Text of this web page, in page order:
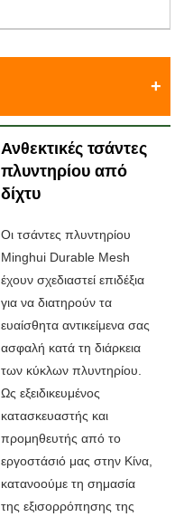
Ανθεκτικές τσάντες
πλυντηρίου από
δίχτυ
Οι τσάντες πλυντηρίου
Minghui Durable Mesh
έχουν σχεδιαστεί επιδέξια
για να διατηρούν τα
ευαίσθητα αντικείμενα σας
ασφαλή κατά τη διάρκεια
των κύκλων πλυντηρίου.
Ως εξειδικευμένος
κατασκευαστής και
προμηθευτής από το
εργοστάσιό μας στην Κίνα,
κατανοούμε τη σημασία
της εξισορρόπησης της